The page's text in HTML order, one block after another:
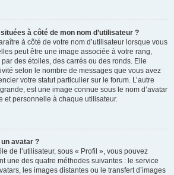
à côté de mon nom d’utilisateur ?
à côté de votre nom d’utilisateur lorsque vous
peut être une image associée à votre rang,
des étoiles, des carrés ou des ronds. Elle
selon le nombre de messages que vous avez
votre statut particulier sur le forum. L’autre
est une image connue sous le nom d’avatar
et personnelle à chaque utilisateur.
avatar ?
de l’utilisateur, sous « Profil », vous pouvez
une des quatre méthodes suivantes : le service
les images distantes ou le transfert d’images